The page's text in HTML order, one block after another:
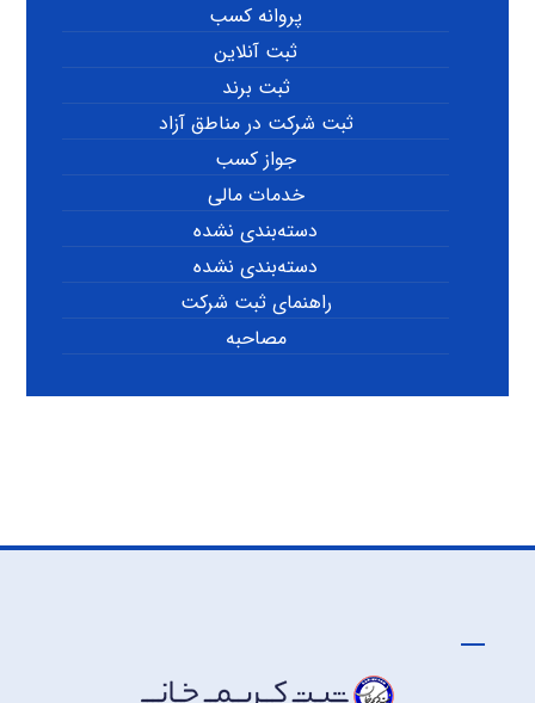
پروانه کسب
ثبت آنلاین
ثبت برند
ثبت شرکت در مناطق آزاد
جواز کسب
خدمات مالی
دسته‌بندی نشده
دسته‌بندی نشده
راهنمای ثبت شرکت
مصاحبه